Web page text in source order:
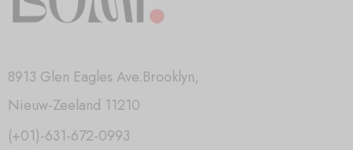
8913 Glen Eagles Ave.Brooklyn,
Nieuw-Zeeland 11210
(+01)-631-672-0993